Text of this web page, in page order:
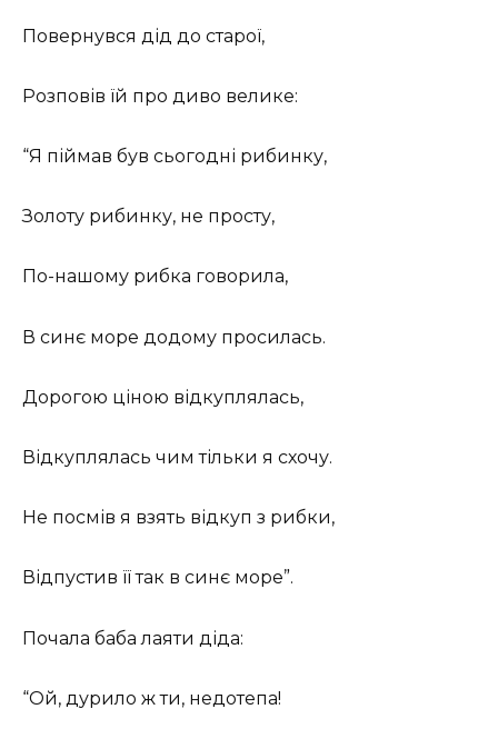
Повернувся дід до старої,
Розповів їй про диво велике:
“Я піймав був сьогодні рибинку,
Золоту рибинку, не просту,
По-нашому рибка говорила,
В синє море додому просилась.
Дорогою ціною відкуплялась,
Відкуплялась чим тільки я схочу.
Не посмів я взять відкуп з рибки,
Відпустив її так в синє море”.
Почала баба лаяти діда:
“Ой, дурило ж ти, недотепа!